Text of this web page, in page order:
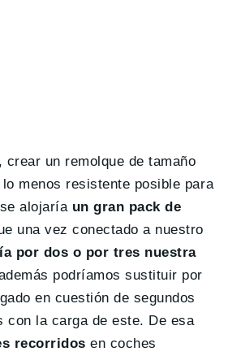
crear un remolque de tamaño
menos resistente posible para
alojaría un gran pack de
una vez conectado a nuestro
por dos o por tres nuestra
podríamos sustituir por
en cuestión de segundos
con la carga de este. De esa
recorridos en coches